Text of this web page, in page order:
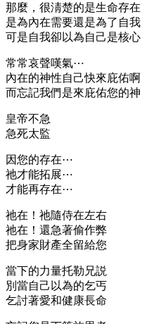
那麼，很淸楚的是生命存在
是為內在需要還是為了自我
可是自我卻以為自己是核心
常常哀聲嘆氣⋯
內在的神性自己快來庇佑啊
而忘記我們是來庇佑您的神
皇帝不急
急死太監
因您的存在⋯
祂才能拓展⋯
才能再存在⋯
祂在！祂隨侍在左右
祂在！還急著偷作弊
把身家財產全留給您
當下的力量托勒兄説
別當自己以為的乞丐
乞討著愛和健康長命